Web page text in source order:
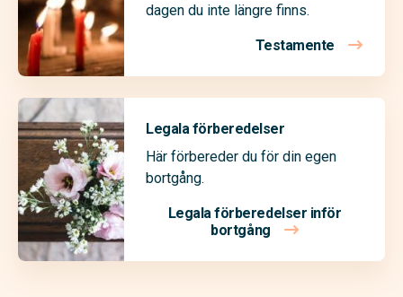
dagen du inte längre finns.
Testamente
Legala förberedelser
Här förbereder du för din egen
bortgång.
Legala förberedelser inför
bortgång